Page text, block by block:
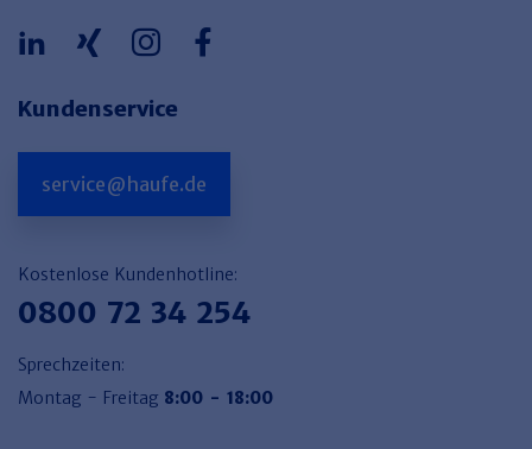
Kundenservice
service@haufe.de
Kostenlose Kundenhotline:
0800 72 34 254
Sprechzeiten:
Montag - Freitag 8:00 - 18:00